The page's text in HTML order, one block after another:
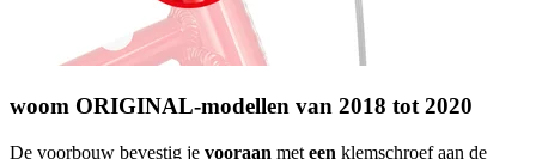
woom ORIGINAL-modellen van 2018 tot 2020
De voorbouw bevestig je vooraan met een klemschroef aan de